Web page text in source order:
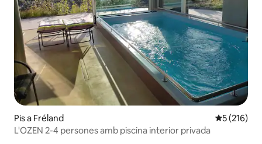
Pis a Fréland 5 de
5 (216)
L'OZEN 2-4 persones amb piscina interior privada